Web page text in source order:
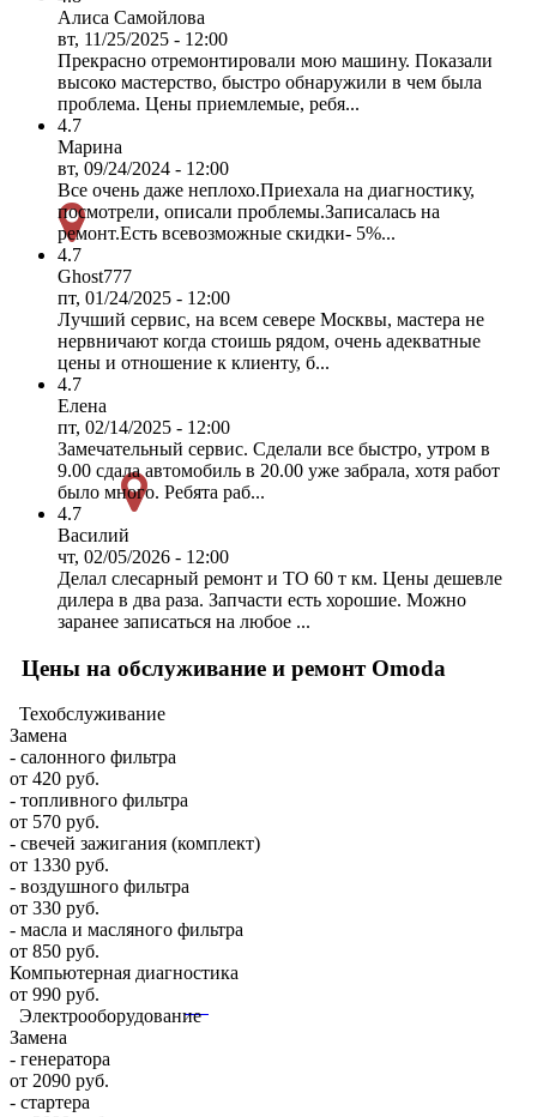
Алиса Самойлова
вт, 11/25/2025 - 12:00
Прекрасно отремонтировали мою машину. Показали
высоко мастерство, быстро обнаружили в чем была
проблема. Цены приемлемые, ребя...
4.7
Марина
вт, 09/24/2024 - 12:00
Все очень даже неплохо.Приехала на диагностику,
посмотрели, описали проблемы.Записалась на
ремонт.Есть всевозможные скидки- 5%...
4.7
Ghost777
пт, 01/24/2025 - 12:00
Лучший сервис, на всем севере Москвы, мастера не
нервничают когда стоишь рядом, очень адекватные
цены и отношение к клиенту, б...
4.7
Елена
пт, 02/14/2025 - 12:00
Замечательный сервис. Сделали все быстро, утром в
9.00 сдала автомобиль в 20.00 уже забрала, хотя работ
было много. Ребята раб...
4.7
Василий
чт, 02/05/2026 - 12:00
Делал слесарный ремонт и ТО 60 т км. Цены дешевле
дилера в два раза. Запчасти есть хорошие. Можно
заранее записаться на любое ...
Цены на обслуживание и ремонт Omoda
Техобслуживание
Замена
- салонного фильтра
от 420 руб.
- топливного фильтра
от 570 руб.
- свечей зажигания (комплект)
от 1330 руб.
- воздушного фильтра
от 330 руб.
- масла и масляного фильтра
от 850 руб.
Компьютерная диагностика
от 990 руб.
Электрооборудование
Замена
- генератора
от 2090 руб.
- стартера